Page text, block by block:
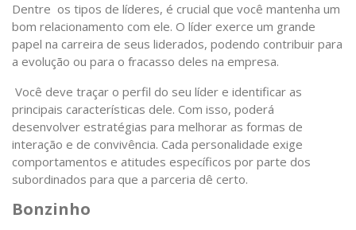
Dentre os tipos de líderes, é crucial que você mantenha um
bom relacionamento com ele. O líder exerce um grande
papel na carreira de seus liderados, podendo contribuir para
a evolução ou para o fracasso deles na empresa.
Você deve traçar o perfil do seu líder e identificar as
principais características dele. Com isso, poderá
desenvolver estratégias para melhorar as formas de
interação e de convivência. Cada personalidade exige
comportamentos e atitudes específicos por parte dos
subordinados para que a parceria dê certo.
Bonzinho